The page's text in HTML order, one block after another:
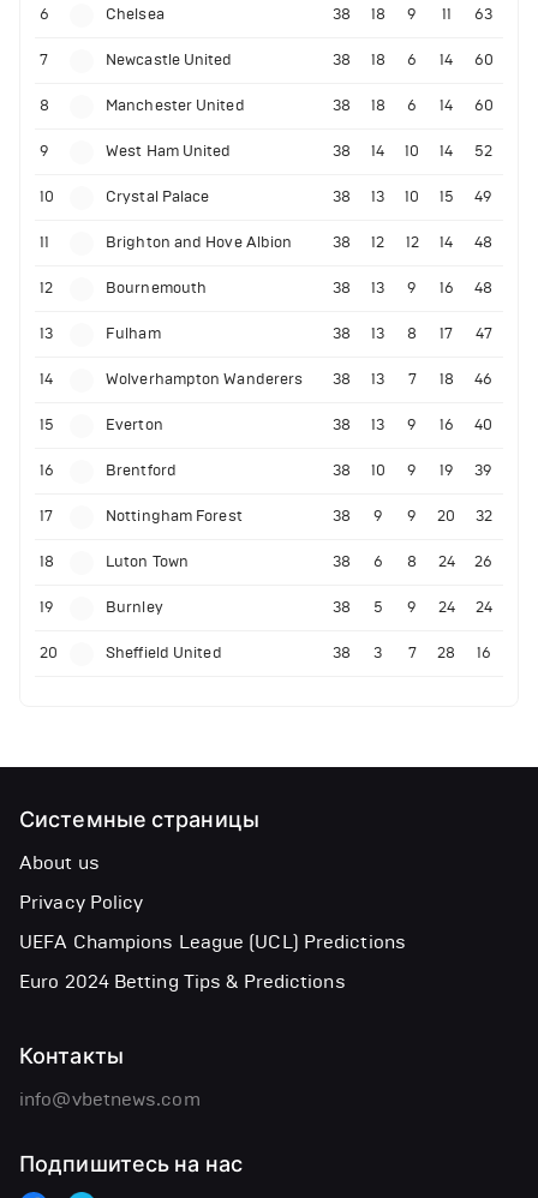
6 Chelsea 38 18 9 11 63
7 Newcastle United 38 18 6 14 60
8 Manchester United 38 18 6 14 60
9 West Ham United 38 14 10 14 52
10 Crystal Palace 38 13 10 15 49
11 Brighton and Hove Albion 38 12 12 14 48
12 Bournemouth 38 13 9 16 48
13 Fulham 38 13 8 17 47
14 Wolverhampton Wanderers 38 13 7 18 46
15 Everton 38 13 9 16 40
16 Brentford 38 10 9 19 39
17 Nottingham Forest 38 9 9 20 32
18 Luton Town 38 6 8 24 26
19 Burnley 38 5 9 24 24
20 Sheffield United 38 3 7 28 16
Системные страницы
About us
Privacy Policy
UEFA Champions League (UCL) Predictions
Euro 2024 Betting Tips & Predictions
Контакты
info@vbetnews.com
Подпишитесь на нас